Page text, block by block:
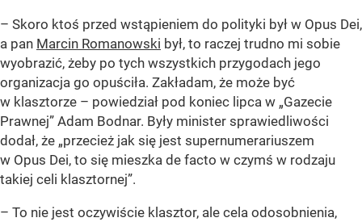
– Skoro ktoś przed wstąpieniem do polityki był w Opus Dei,
a pan Marcin Romanowski był, to raczej trudno mi sobie
wyobrazić, żeby po tych wszystkich przygodach jego
organizacja go opuściła. Zakładam, że może być
w klasztorze – powiedział pod koniec lipca w „Gazecie
Prawnej” Adam Bodnar. Były minister sprawiedliwości
dodał, że „przecież jak się jest supernumerariuszem
w Opus Dei, to się mieszka de facto w czymś w rodzaju
takiej celi klasztornej”.
– To nie jest oczywiście klasztor, ale cela odosobnienia,